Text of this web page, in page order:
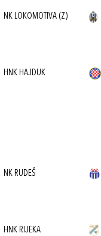
NK LOKOMOTIVA (Z)
HNK HAJDUK
NK RUDEŠ
HNK RIJEKA